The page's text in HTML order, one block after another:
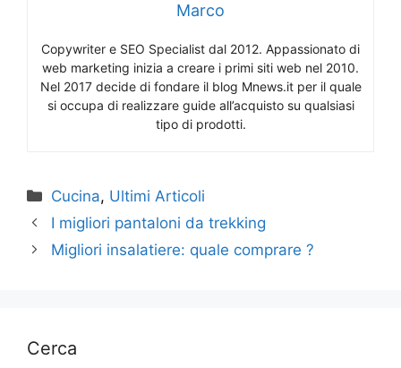
Marco
Copywriter e SEO Specialist dal 2012. Appassionato di
web marketing inizia a creare i primi siti web nel 2010.
Nel 2017 decide di fondare il blog Mnews.it per il quale
si occupa di realizzare guide all’acquisto su qualsiasi
tipo di prodotti.
Categorie
Cucina, Ultimi Articoli
I migliori pantaloni da trekking
Migliori insalatiere: quale comprare ?
Cerca